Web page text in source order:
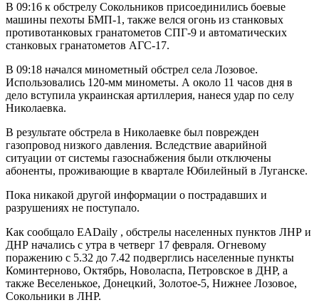
В 09:16 к обстрелу Сокольников присоединились боевые
машины пехоты БМП-1, также велся огонь из станковых
противотанковых гранатометов СПГ-9 и автоматических
станковых гранатометов АГС-17.
В 09:18 начался минометный обстрел села Лозовое.
Использовались 120-мм минометы. А около 11 часов дня в
дело вступила украинская артиллерия, нанеся удар по селу
Николаевка.
В результате обстрела в Николаевке был поврежден
газопровод низкого давления. Вследствие аварийной
ситуации от системы газоснабжения были отключены
абоненты, проживающие в квартале Юбилейный в Луганске.
Пока никакой другой информации о пострадавших и
разрушениях не поступало.
Как сообщало EADaily , обстрелы населенных пунктов ЛНР и
ДНР начались с утра в четверг 17 февраля. Огневому
поражению с 5.32 до 7.42 подверглись населенные пункты
Коминтерново, Октябрь, Новоласпа, Петровское в ДНР, а
также Веселенькое, Донецкий, Золотое-5, Нижнее Лозовое,
Сокольники в ЛНР.